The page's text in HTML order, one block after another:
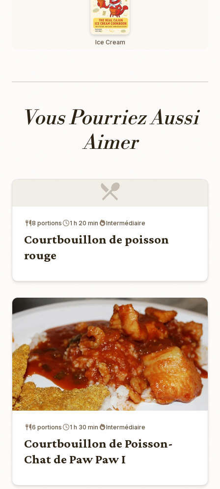
Ice Cream
Vous Pourriez Aussi
Aimer
8 portions 1 h 20 min Intermédiaire
Courtbouillon de poisson
rouge
6 portions 1 h 30 min Intermédiaire
Courtbouillon de Poisson-
Chat de Paw Paw I